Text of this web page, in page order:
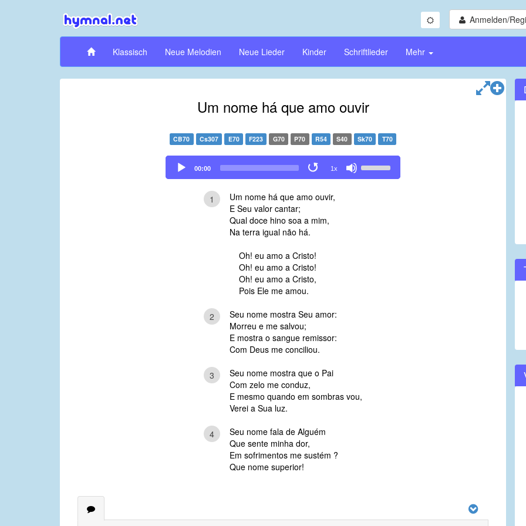
Anmelden/
Klassisch Neue Melodien Neue Lieder Kinder Schriftlieder Mehr
Um nome há que amo ouvir
CB70 Cs307 E70 F223 G70 P70 R54 S40 Sk70 T70
Audio
Player
00:00 1x
Up/Down
1
Um nome há que amo ouvir,
E Seu valor cantar;
Qual doce hino soa a mim,
Na terra igual não há.
Oh! eu amo a Cristo!
Oh! eu amo a Cristo!
Oh! eu amo a Cristo,
Pois Ele me amou.
2
Seu nome mostra Seu amor:
Morreu e me salvou;
E mostra o sangue remissor:
Com Deus me conciliou.
3
Seu nome mostra que o Pai
Com zelo me conduz,
E mesmo quando em sombras vou,
Verei a Sua luz.
4
Seu nome fala de Alguém
Que sente minha dor,
Em sofrimentos me sustém ?
Que nome superior!